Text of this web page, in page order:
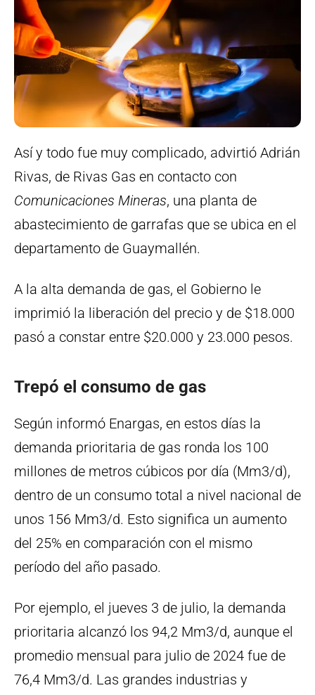
Así y todo fue muy complicado, advirtió Adrián
Rivas, de Rivas Gas en contacto con
Comunicaciones Mineras, una planta de
abastecimiento de garrafas que se ubica en el
departamento de Guaymallén.
A la alta demanda de gas, el Gobierno le
imprimió la liberación del precio y de $18.000
pasó a constar entre $20.000 y 23.000 pesos.
Trepó el consumo de gas
Según informó Enargas, en estos días la
demanda prioritaria de gas ronda los 100
millones de metros cúbicos por día (Mm3/d),
dentro de un consumo total a nivel nacional de
unos 156 Mm3/d. Esto significa un aumento
del 25% en comparación con el mismo
período del año pasado.
Por ejemplo, el jueves 3 de julio, la demanda
prioritaria alcanzó los 94,2 Mm3/d, aunque el
promedio mensual para julio de 2024 fue de
76,4 Mm3/d. Las grandes industrias y